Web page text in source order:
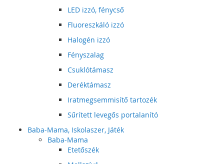
LED izzó, fénycső
Fluoreszkáló izzó
Halogén izzó
Fényszalag
Csuklótámasz
Deréktámasz
Iratmegsemmisítő tartozék
Sűrített levegős portalanító
Baba-Mama, Iskolaszer, Játék
Baba-Mama
Etetőszék